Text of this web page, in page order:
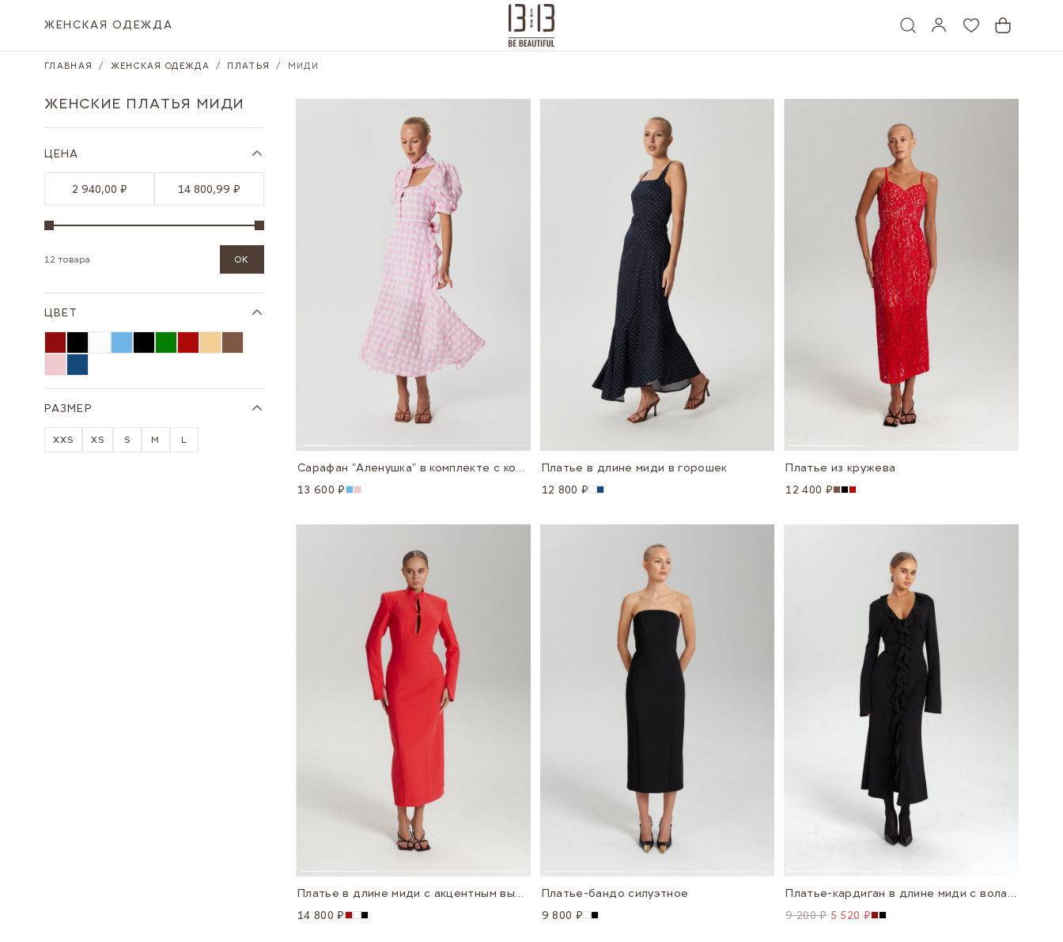
ЖЕНСКАЯ ОДЕЖДА
ГЛАВНАЯ / ЖЕНСКАЯ ОДЕЖДА / ПЛАТЬЯ / МИДИ
ЖЕНСКИЕ ПЛАТЬЯ МИДИ
ЦЕНА
2 940,00 ₽ 14 800,99 ₽
12 товара OK
ЦВЕТ
РАЗМЕР
XXS XS S M L
Сарафан "Аленушка" в комплекте с косынкой
13 600 ₽
Платье в длине миди в горошек
12 800 ₽
Платье из кружева
12 400 ₽
Платье в длине миди с акцентным вырезом
14 800 ₽
Платье-бандо силуэтное
9 800 ₽
Платье-кардиган в длине миди с воланами
9 200 ₽ 5 520 ₽